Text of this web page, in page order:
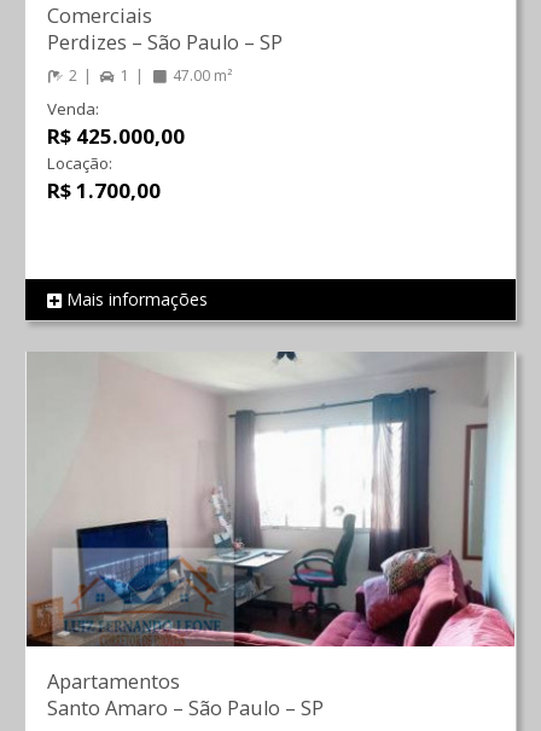
REF 549
Comerciais
Perdizes – São Paulo – SP
2 1 47.00 m²
Venda:
R$ 425.000,00
Locação:
R$ 1.700,00
Mais informações
Apartamentos
Santo Amaro – São Paulo – SP